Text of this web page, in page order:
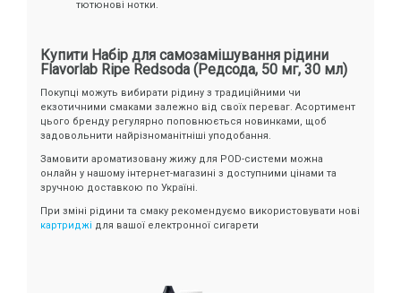
тютюнові нотки.
Купити Набір для самозамішування рідини
Flavorlab Ripe Redsoda (Редсода, 50 мг, 30 мл)
Покупці можуть вибирати рідину з традиційними чи
екзотичними смаками залежно від своїх переваг. Асортимент
цього бренду регулярно поповнюється новинками, щоб
задовольнити найрізноманітніші уподобання.
Замовити ароматизовану жижу для POD-системи можна
онлайн у нашому інтернет-магазині з доступними цінами та
зручною доставкою по Україні.
При зміні рідини та смаку рекомендуємо використовувати нові
картриджі для вашої електронної сигарети